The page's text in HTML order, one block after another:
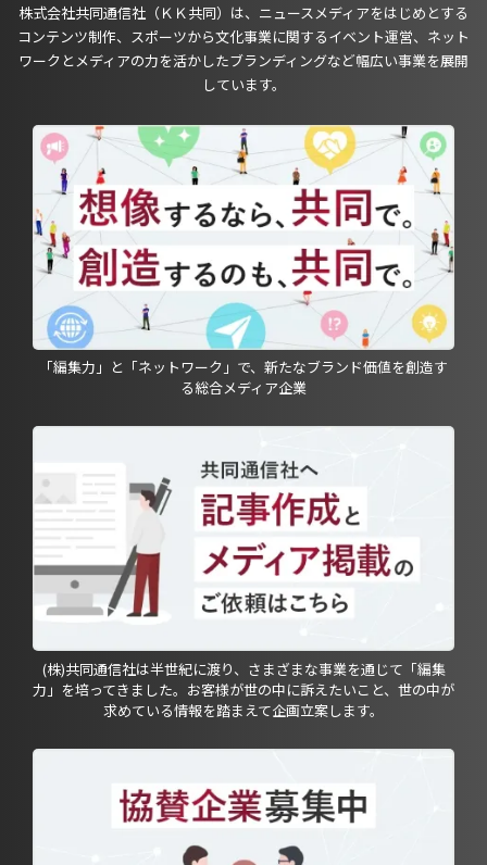
株式会社共同通信社（ＫＫ共同）は、ニュースメディアをはじめとする
コンテンツ制作、スポーツから文化事業に関するイベント運営、ネット
ワークとメディアの力を活かしたブランディングなど幅広い事業を展開
しています。
「編集力」と「ネットワーク」で、新たなブランド価値を創造す
る総合メディア企業
(株)共同通信社は半世紀に渡り、さまざまな事業を通じて「編集
力」を培ってきました。お客様が世の中に訴えたいこと、世の中が
求めている情報を踏まえて企画立案します。